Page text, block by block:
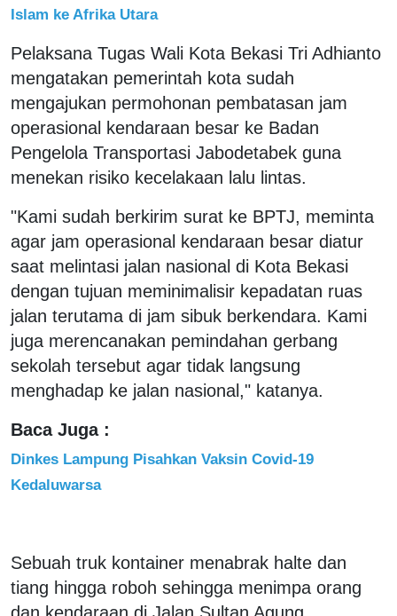
Islam ke Afrika Utara
Pelaksana Tugas Wali Kota Bekasi Tri Adhianto
mengatakan pemerintah kota sudah
mengajukan permohonan pembatasan jam
operasional kendaraan besar ke Badan
Pengelola Transportasi Jabodetabek guna
menekan risiko kecelakaan lalu lintas.
"Kami sudah berkirim surat ke BPTJ, meminta
agar jam operasional kendaraan besar diatur
saat melintasi jalan nasional di Kota Bekasi
dengan tujuan meminimalisir kepadatan ruas
jalan terutama di jam sibuk berkendara. Kami
juga merencanakan pemindahan gerbang
sekolah tersebut agar tidak langsung
menghadap ke jalan nasional," katanya.
Baca Juga :
Dinkes Lampung Pisahkan Vaksin Covid-19
Kedaluwarsa
Sebuah truk kontainer menabrak halte dan
tiang hingga roboh sehingga menimpa orang